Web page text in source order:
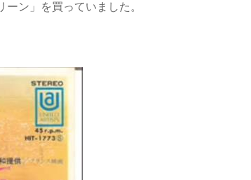
ン」を買っていました。